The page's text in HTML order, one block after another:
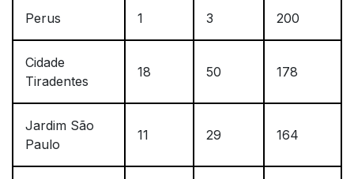
Perus 1 3 200
Cidade
Tiradentes
18 50 178
Jardim São
Paulo
11 29 164